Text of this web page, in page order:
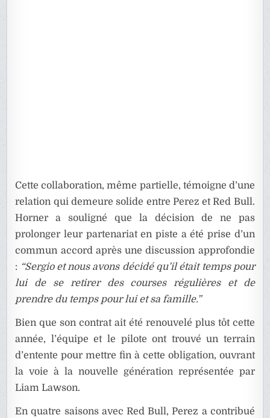
Cette collaboration, même partielle, témoigne d’une
relation qui demeure solide entre Perez et Red Bull.
Horner a souligné que la décision de ne pas
prolonger leur partenariat en piste a été prise d’un
commun accord après une discussion approfondie
: “Sergio et nous avons décidé qu’il était temps pour
lui de se retirer des courses régulières et de
prendre du temps pour lui et sa famille.”
Bien que son contrat ait été renouvelé plus tôt cette
année, l’équipe et le pilote ont trouvé un terrain
d’entente pour mettre fin à cette obligation, ouvrant
la voie à la nouvelle génération représentée par
Liam Lawson.
En quatre saisons avec Red Bull, Perez a contribué